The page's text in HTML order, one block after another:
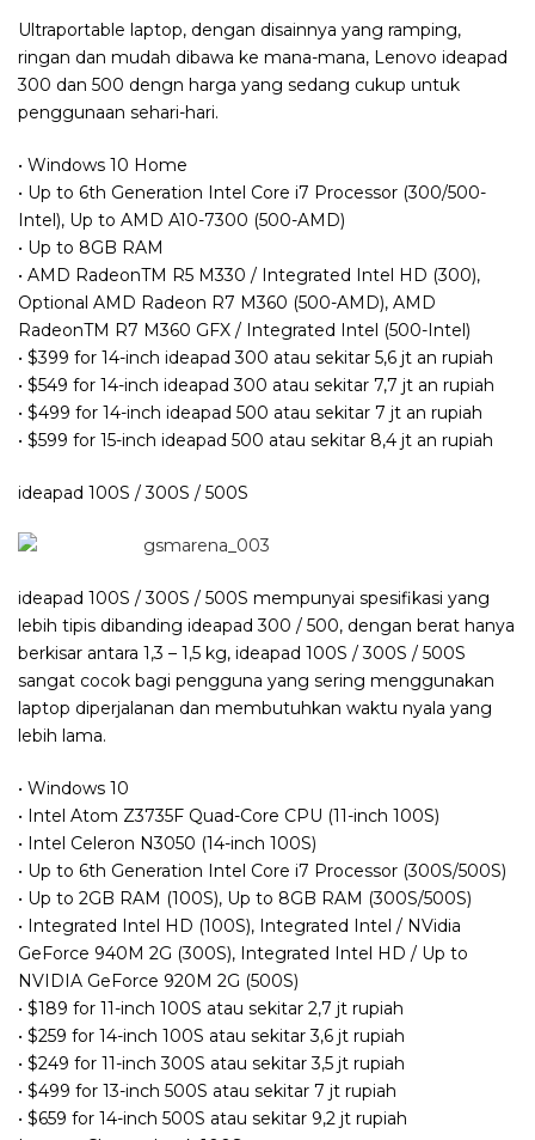
Ultraportable laptop, dengan disainnya yang ramping,
ringan dan mudah dibawa ke mana-mana, Lenovo ideapad
300 dan 500 dengn harga yang sedang cukup untuk
penggunaan sehari-hari.
• Windows 10 Home
• Up to 6th Generation Intel Core i7 Processor (300/500-
Intel), Up to AMD A10-7300 (500-AMD)
• Up to 8GB RAM
• AMD RadeonTM R5 M330 / Integrated Intel HD (300),
Optional AMD Radeon R7 M360 (500-AMD), AMD
RadeonTM R7 M360 GFX / Integrated Intel (500-Intel)
• $399 for 14-inch ideapad 300 atau sekitar 5,6 jt an rupiah
• $549 for 14-inch ideapad 300 atau sekitar 7,7 jt an rupiah
• $499 for 14-inch ideapad 500 atau sekitar 7 jt an rupiah
• $599 for 15-inch ideapad 500 atau sekitar 8,4 jt an rupiah
ideapad 100S / 300S / 500S
ideapad 100S / 300S / 500S mempunyai spesifikasi yang
lebih tipis dibanding ideapad 300 / 500, dengan berat hanya
berkisar antara 1,3 – 1,5 kg, ideapad 100S / 300S / 500S
sangat cocok bagi pengguna yang sering menggunakan
laptop diperjalanan dan membutuhkan waktu nyala yang
lebih lama.
• Windows 10
• Intel Atom Z3735F Quad-Core CPU (11-inch 100S)
• Intel Celeron N3050 (14-inch 100S)
• Up to 6th Generation Intel Core i7 Processor (300S/500S)
• Up to 2GB RAM (100S), Up to 8GB RAM (300S/500S)
• Integrated Intel HD (100S), Integrated Intel / NVidia
GeForce 940M 2G (300S), Integrated Intel HD / Up to
NVIDIA GeForce 920M 2G (500S)
• $189 for 11-inch 100S atau sekitar 2,7 jt rupiah
• $259 for 14-inch 100S atau sekitar 3,6 jt rupiah
• $249 for 11-inch 300S atau sekitar 3,5 jt rupiah
• $499 for 13-inch 500S atau sekitar 7 jt rupiah
• $659 for 14-inch 500S atau sekitar 9,2 jt rupiah